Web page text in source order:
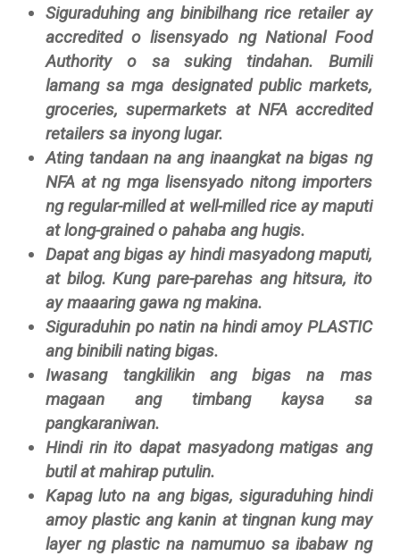
Siguraduhing ang binibilhang rice retailer ay
accredited o lisensyado ng National Food
Authority o sa suking tindahan. Bumili
lamang sa mga designated public markets,
groceries, supermarkets at NFA accredited
retailers sa inyong lugar.
Ating tandaan na ang inaangkat na bigas ng
NFA at ng mga lisensyado nitong importers
ng regular-milled at well-milled rice ay maputi
at long-grained o pahaba ang hugis.
Dapat ang bigas ay hindi masyadong maputi,
at bilog. Kung pare-parehas ang hitsura, ito
ay maaaring gawa ng makina.
Siguraduhin po natin na hindi amoy PLASTIC
ang binibili nating bigas.
Iwasang tangkilikin ang bigas na mas
magaan ang timbang kaysa sa
pangkaraniwan.
Hindi rin ito dapat masyadong matigas ang
butil at mahirap putulin.
Kapag luto na ang bigas, siguraduhing hindi
amoy plastic ang kanin at tingnan kung may
layer ng plastic na namumuo sa ibabaw ng